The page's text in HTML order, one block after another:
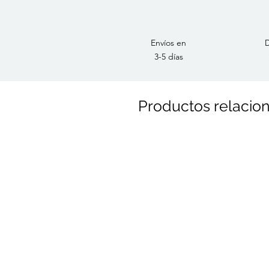
Envíos en
3-5 días
Productos